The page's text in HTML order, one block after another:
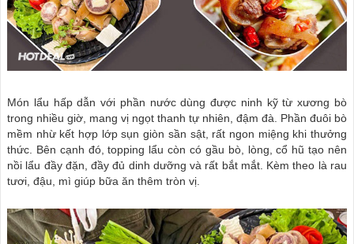
Món lẩu hấp dẫn với phần nước dùng được ninh kỹ từ xương bò
trong nhiều giờ, mang vị ngọt thanh tự nhiên, đậm đà. Phần đuôi bò
mềm nhừ kết hợp lớp sụn giòn sần sật, rất ngon miệng khi thưởng
thức. Bên cạnh đó, topping lẩu còn có gầu bò, lòng, cổ hũ tạo nên
nồi lẩu đầy đặn, đầy đủ dinh dưỡng và rất bắt mắt. Kèm theo là rau
tươi, đậu, mì giúp bữa ăn thêm tròn vị.